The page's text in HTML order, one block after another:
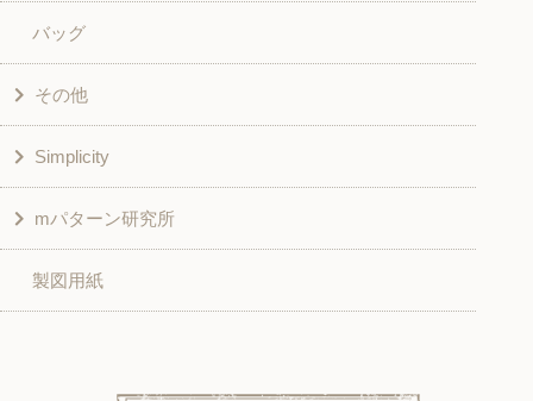
スカート・パンツ
和風衣類
入園入学グッズ
その他
シャツ・ブラウス
チュニック
ワンピース
ベスト・ジャケット・コート
スカート
バッグ
その他
学校家庭科教材用
その他
Simplicity
こども＆ベビー
ボトムス
mパターン研究所
子供服
製図用紙